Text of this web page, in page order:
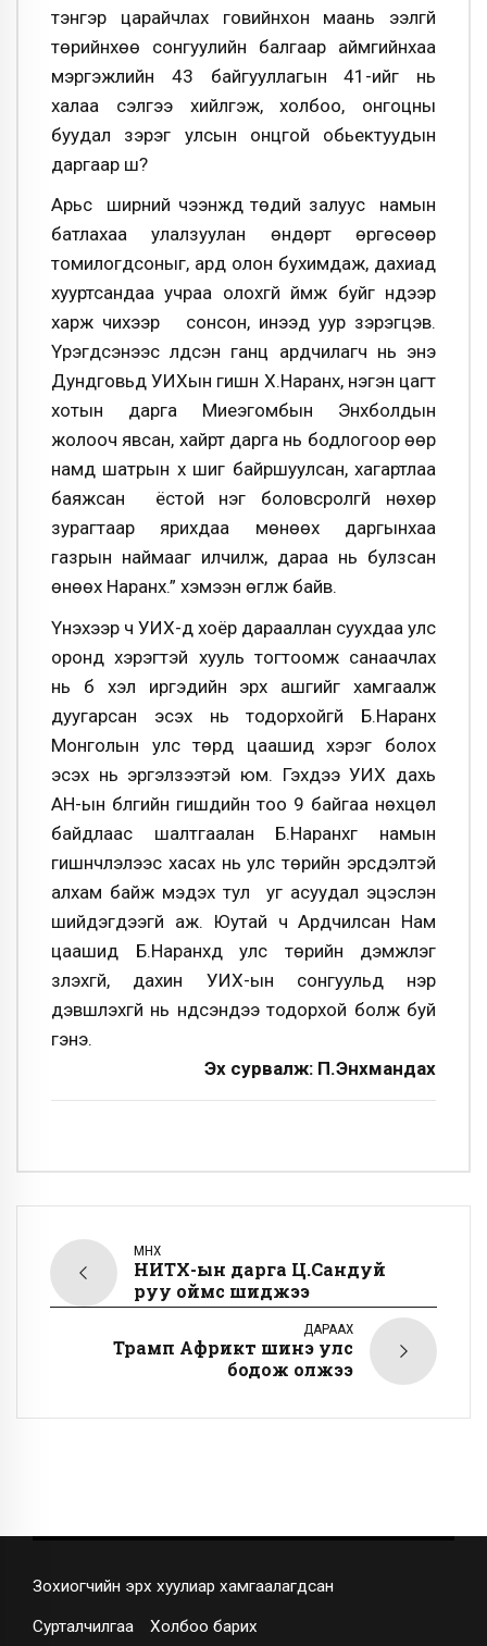
тэнгэр царайчлах говийнхон маань ээлгүй
төрийнхөө сонгуулийн балгаар аймгийнхаа
мэргэжлийн 43 байгууллагын 41-ийг нь
халаа сэлгээ хийлгэж, холбоо, онгоцны
буудал зэрэг улсын онцгой обьектуудын
даргаар шүү?
Арьс ширний чээнжүүд төдий залуус намын
батлахаа улалзуулан өндөрт өргөсөөр
томилогдсоныг, ард олон бухимдаж, дахиад
хууртсандаа учраа олохгүй үймж буйг нүдээр
харж чихээр сонсон, инээд уур зэрэгцэв.
Үрэгдсэнээс үлдсэн ганц ардчилагч нь энэ
Дундговьд УИХын гишүүн Х.Наранхүү, нэгэн цагт
хотын дарга Миеэгомбын Энхболдын
жолооч явсан, хайрт дарга нь бодлогоор өөр
намд шатрын хүү шиг байршуулсан, хагартлаа
баяжсан ёстой нэг боловсролгүй нөхөр
зурагтаар ярихдаа мөнөөх даргынхаа
газрын наймааг илчилж, дараа нь булзсан
өнөөх Наранхүү.” хэмээн өгүүлж байв.
Үнэхээр ч УИХ-д хоёр дарааллан суухдаа улс
оронд хэрэгтэй хууль тогтоомж санаачлах
нь бүү хэл иргэдийн эрх ашгийг хамгаалж
дуугарсан эсэх нь тодорхойгүй Б.Наранхүү
Монголын улс төрд цаашид хэрэг болох
эсэх нь эргэлзээтэй юм. Гэхдээ УИХ дахь
АН-ын бүлгийн гишүүдийн тоо 9 байгаа нөхцөл
байдлаас шалтгаалан Б.Наранхүүг намын
гишүүнчлэлээс хасах нь улс төрийн эрсдэлтэй
алхам байж мэдэх тул уг асуудал эцэслэн
шийдэгдээгүй аж. Юутай ч Ардчилсан Нам
цаашид Б.Наранхүүд улс төрийн дэмжлэг
үзүүлэхгүй, дахин УИХ-ын сонгуульд нэр
дэвшүүлэхгүй нь үндсэндээ тодорхой болж буй
гэнэ.
Эх сурвалж: П.Энхмандах
ӨМНӨХ
НИТХ-ын дарга Ц.Сандуй
руу оймс шиджээ
ДАРААХ
Трамп Африкт шинэ улс
бодож олжээ
Зохиогчийн эрх хуулиар хамгаалагдсан
Сурталчилгаа Холбоо барих